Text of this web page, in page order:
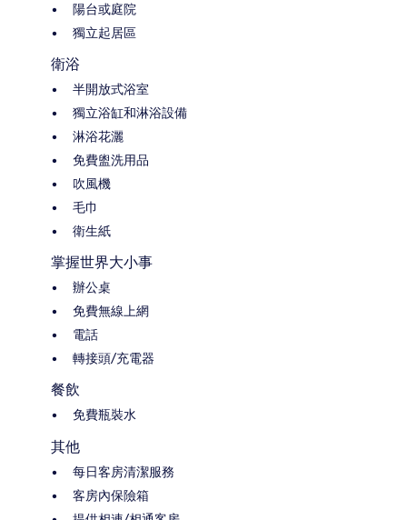
陽台或庭院
獨立起居區
衛浴
半開放式浴室
獨立浴缸和淋浴設備
淋浴花灑
免費盥洗用品
吹風機
毛巾
衛生紙
掌握世界大小事
辦公桌
免費無線上網
電話
轉接頭/充電器
餐飲
免費瓶裝水
其他
每日客房清潔服務
客房內保險箱